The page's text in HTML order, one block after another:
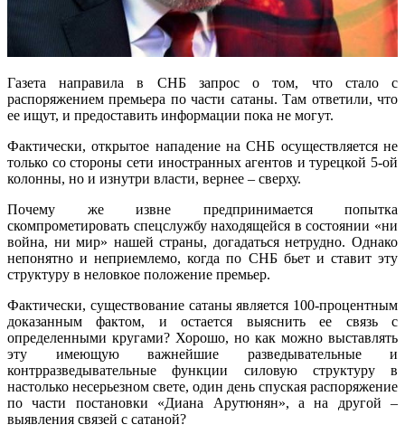
Газета направила в СНБ запрос о том, что стало с
распоряжением премьера по части сатаны. Там ответили, что
ее ищут, и предоставить информации пока не могут.
Фактически, открытое нападение на СНБ осуществляется не
только со стороны сети иностранных агентов и турецкой 5-ой
колонны, но и изнутри власти, вернее – сверху.
Почему же извне предпринимается попытка
скомпрометировать спецслужбу находящейся в состоянии «ни
война, ни мир» нашей страны, догадаться нетрудно. Однако
непонятно и неприемлемо, когда по СНБ бьет и ставит эту
структуру в неловкое положение премьер.
Фактически, существование сатаны является 100-процентным
доказанным фактом, и остается выяснить ее связь с
определенными кругами? Хорошо, но как можно выставлять
эту имеющую важнейшие разведывательные и
контрразведывательные функции силовую структуру в
настолько несерьезном свете, один день спуская распоряжение
по части постановки «Диана Арутюнян», а на другой –
выявления связей с сатаной?